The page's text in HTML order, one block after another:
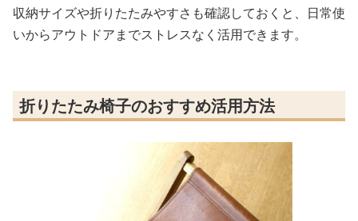
収納サイズや折りたたみやすさも確認しておくと、日常使
いからアウトドアまでストレスなく活用できます。
折りたたみ椅子のおすすめ活用方法